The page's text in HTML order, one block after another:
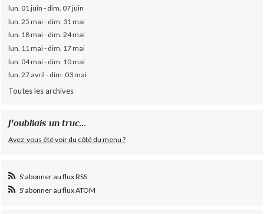
lun. 01 juin - dim. 07 juin
lun. 25 mai - dim. 31 mai
lun. 18 mai - dim. 24 mai
lun. 11 mai - dim. 17 mai
lun. 04 mai - dim. 10 mai
lun. 27 avril - dim. 03 mai
Toutes les archives
J'oubliais un truc...
Avez-vous été voir du côté du menu ?
S'abonner au flux RSS
S'abonner au flux ATOM